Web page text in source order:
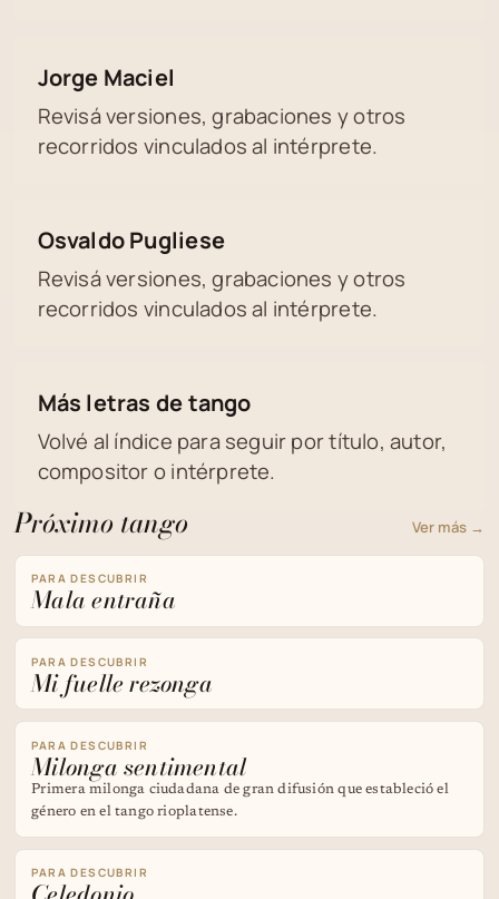
Jorge Maciel
Revisá versiones, grabaciones y otros
recorridos vinculados al intérprete.
Osvaldo Pugliese
Revisá versiones, grabaciones y otros
recorridos vinculados al intérprete.
Más letras de tango
Volvé al índice para seguir por título, autor,
compositor o intérprete.
Próximo tango Ver más →
PARA DESCUBRIR
Mala entraña
PARA DESCUBRIR
Mi fuelle rezonga
PARA DESCUBRIR
Milonga sentimental
Primera milonga ciudadana de gran difusión que estableció el
género en el tango rioplatense.
PARA DESCUBRIR